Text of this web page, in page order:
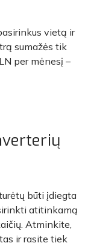
vietą ir
sumažės tik
per mėnesį –
būti įdiegta
atitinkamą
Atminkite,
ir rasite tiek